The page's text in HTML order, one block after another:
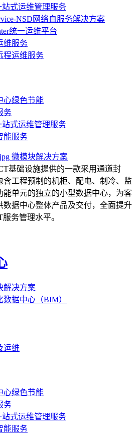
站式运维管理服务
NSD网络自服务解决方案
统一运维平台
维服务
程运维服务
心绿色节能
务
站式运维管理服务
能服务
微模块解决方案
基础设施提供的一款采用通道封
含工程预制的机柜、配电、制冷、监
能单元的独立的小型数据中心，为客
数据中心整体产品及交付，全面提升
务管理水平。
解决方案
数据中心（BIM）
运维
心绿色节能
务
站式运维管理服务
能服务